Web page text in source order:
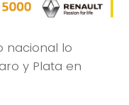
nacional lo
y Plata en